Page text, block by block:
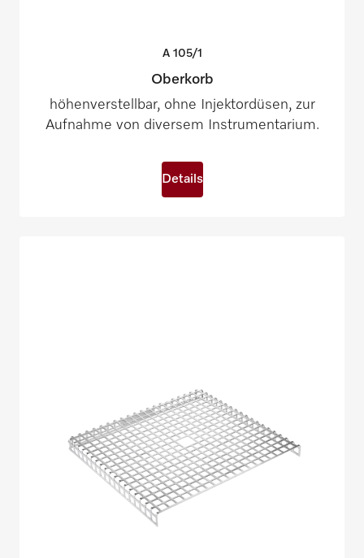
A 105/1
Oberkorb
höhenverstellbar, ohne Injektordüsen, zur
Aufnahme von diversem Instrumentarium.
Details